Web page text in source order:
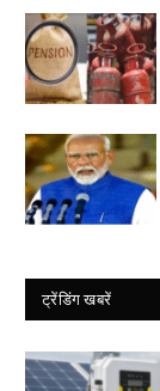
ट्रेंडिंग खबरें